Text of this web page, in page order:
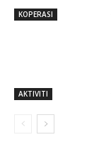
KOPERASI
AKTIVITI